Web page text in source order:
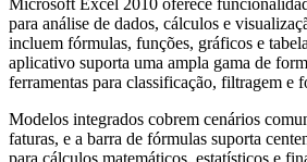
para análise de dados, cálculos e
incluem fórmulas, funções, gráficos e
aplicativo suporta uma ampla gama de
ferramentas para classificação, filtragem e
Modelos integrados cobrem cenários
faturas, e a barra de fórmulas suporta
para cálculos matemáticos, estatísticos e